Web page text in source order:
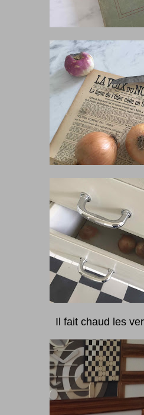
Il fait chaud les